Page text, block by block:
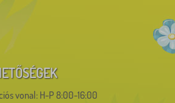
vonal:H-P 8:00-16:00